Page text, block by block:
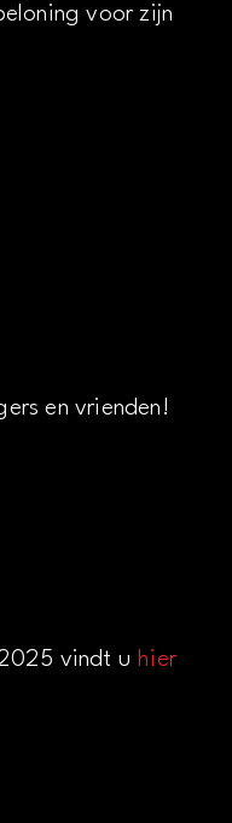
voor zijn
en vrienden!
vindt uhier